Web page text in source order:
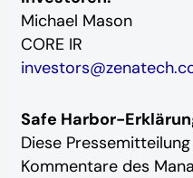
Michael Mason
CORE IR
Safe Harbor-
Diese
Kommentare des